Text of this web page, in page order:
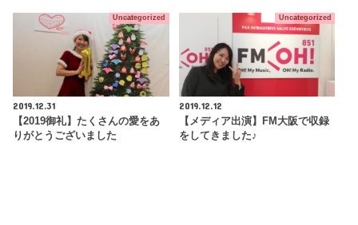
Uncategorized
2019.12.31
【2019御礼】たくさんの愛をあ
りがとうございました
Uncategorized
2019.12.12
【メディア出演】FM大阪で収録
をしてきました♪